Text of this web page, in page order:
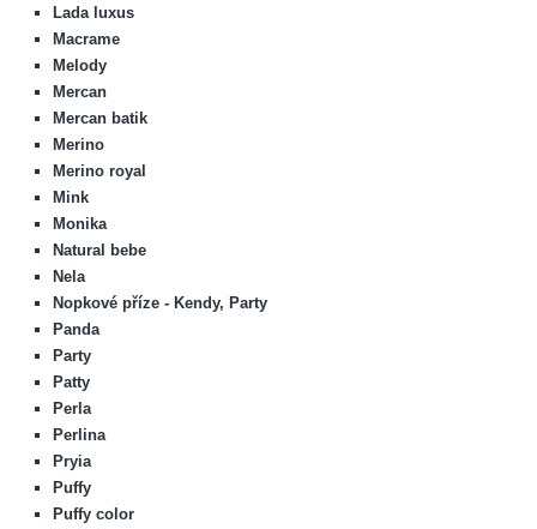
Lada luxus
Macrame
Melody
Mercan
Mercan batik
Merino
Merino royal
Mink
Monika
Natural bebe
Nela
Nopkové příze - Kendy, Party
Panda
Party
Patty
Perla
Perlina
Pryia
Puffy
Puffy color